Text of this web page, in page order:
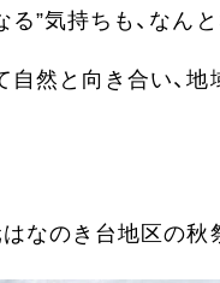
る”気持ちも、なん
自然と向き合い、地
はなのき台地区の秋